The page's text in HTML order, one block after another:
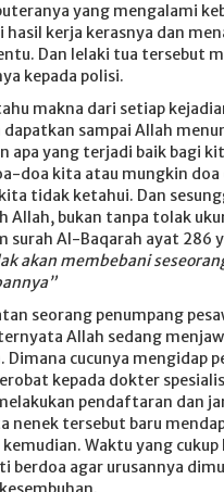
yang mengalami
kerja kerasnya dan
Dan lelaki tua tersebut
kepada polisi.
makna dari setiap
dapatkan sampai Allah
apa yang terjadi baik bagi
doa kita atau mungkin doa
tidak ketahui. Dan
Allah, bukan tanpa tolak
surah Al-Baqarah ayat 286
akan membebani
seorang penumpang
Allah sedang
Dimana cucunya mengidap
kepada dokter
pendaftaran dan
nenek tersebut baru
Waktu yang cukup
berdoa agar urusannya